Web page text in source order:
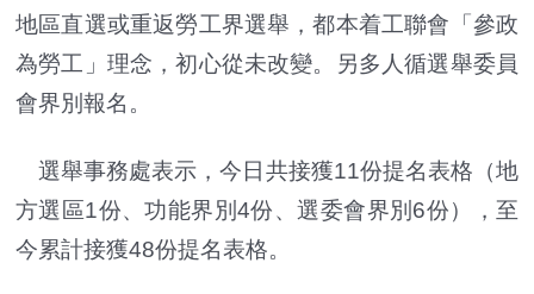
地區直選或重返勞工界選舉，都本着工聯會「參政
為勞工」理念，初心從未改變。另多人循選舉委員
會界別報名。
選舉事務處表示，今日共接獲11份提名表格（地
方選區1份、功能界別4份、選委會界別6份），至
今累計接獲48份提名表格。